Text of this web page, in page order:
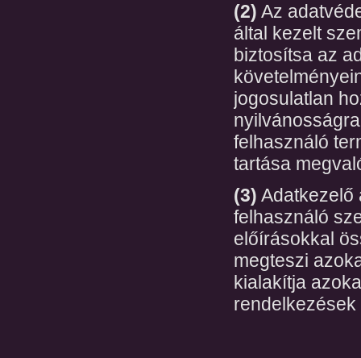
(2) Az
által kezelt
biztosítsa az
jogosulatlan
felhasználó
tartása
(3) Adatkezelő
felhasználó
előírásokkal
megteszi
kialakítja